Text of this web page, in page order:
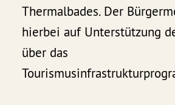
Thermalbades. Der
hierbei auf Unterstützung
über das